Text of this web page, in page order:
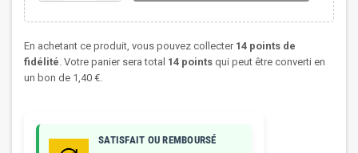
En achetant ce produit, vous pouvez collecter 14 points de
fidélité. Votre panier sera total 14 points qui peut être converti en
un bon de 1,40 €.
SATISFAIT OU REMBOURSÉ